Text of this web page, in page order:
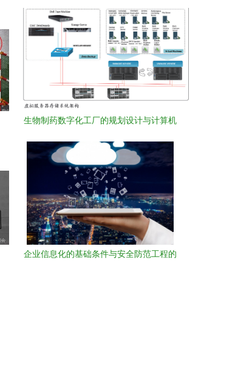
生物制药数字化工厂的规划设计与计算机
企业信息化的基础条件与安全防范工程的